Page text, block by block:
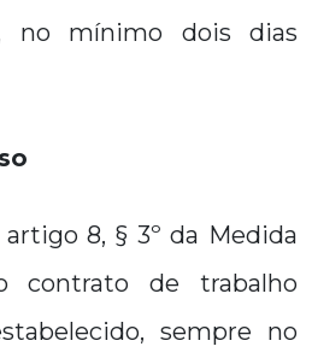
no mínimo dois dias
8, § 3º da Medida
contrato de trabalho
sempre no